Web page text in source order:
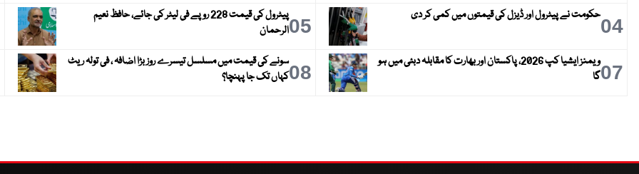
04حکومت نے پیٹرول اور ڈیزل کی قیمتوں میں کمی کر دی 05
پیٹرول کی قیمت 228 روپے فی لیٹر کی جائے، حافظ نعیم
الرحمان
07
ویمنز ایشیا کپ 2026، پاکستان اور بھارت کا مقابلہ دبئی میں ہو
گا
08سونے کی قیمت میں مسلسل تیسرے روز بڑا اضافہ ، فی تولہ ریٹ
کہاں تک جا پہنچا؟